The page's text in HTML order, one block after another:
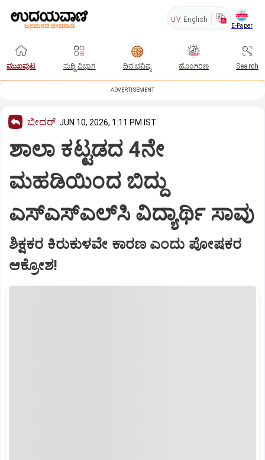
UV English
E-Paper
ಮುಖಪುಟ ಸುದ್ದಿ ವಿಭಾಗ ದಿನ ಭವಿಷ್ಯ ಹೊಂಗಿರಣ Search
ADVERTISEMENT
ಬೀದರ್ JUN 10, 2026, 1:11 PM IST
ಶಾಲಾ ಕಟ್ಟಡದ 4ನೇ
ಮಹಡಿಯಿಂದ ಬಿದ್ದು
ಎಸ್‌ಎಸ್‌ಎಲ್‌ಸಿ ವಿದ್ಯಾರ್ಥಿ ಸಾವು
ಶಿಕ್ಷಕರ ಕಿರುಕುಳವೇ ಕಾರಣ ಎಂದು ಪೋಷಕರ
ಆಕ್ರೋಶ!